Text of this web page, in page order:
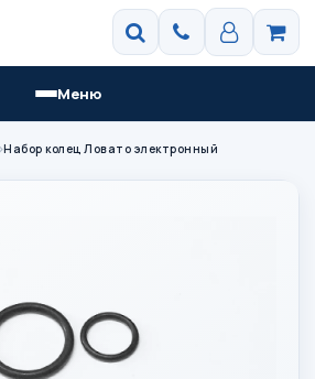
Меню
Набор колец Ловато электронный